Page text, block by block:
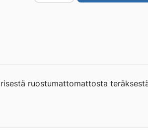
1000
ruostumattomattosta